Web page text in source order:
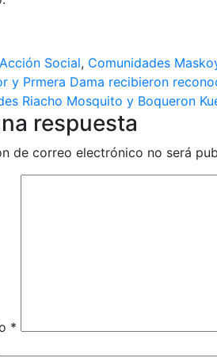
Acción Social, Comunidades
y Prmera Dama recibieron
Riacho Mosquito y Boqueron
respuesta
de correo electrónico no será
*